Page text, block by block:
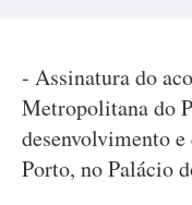
- Assinatura do
Metropolitana do
desenvolvimento
Porto, no Palácio